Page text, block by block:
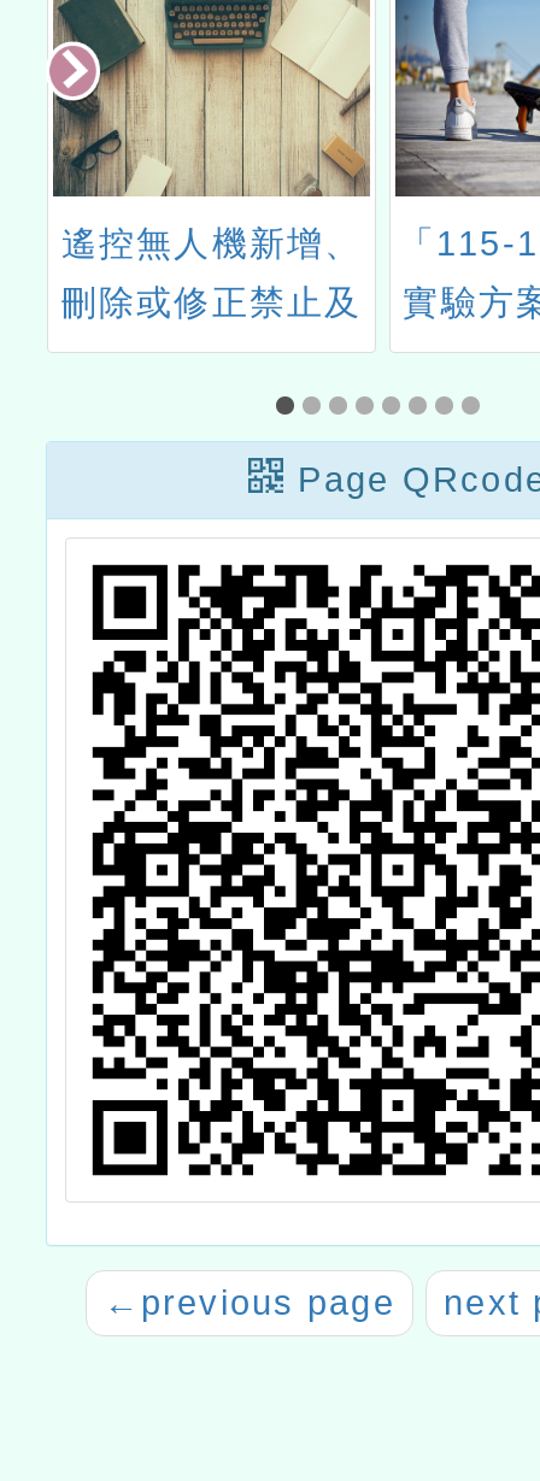
「115-116年AI Di
實驗方案」偏遠地
區國民中小學實施
114學
期桃園
地方輔
域分團
團)國小
藝術類
群
Page
← previous page next